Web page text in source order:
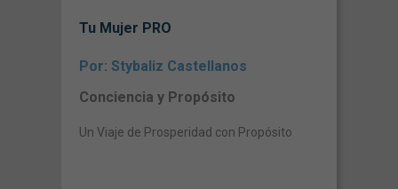
Tu Mujer PRO
Por: Stybaliz Castellanos
Conciencia y Propósito
Un Viaje de Prosperidad con Propósito